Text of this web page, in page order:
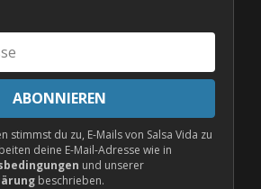
ABONNIEREN
stimmst du zu, E-Mails von Salsa Vida zu
deine E-Mail-Adresse wie in
und unserer
beschrieben.